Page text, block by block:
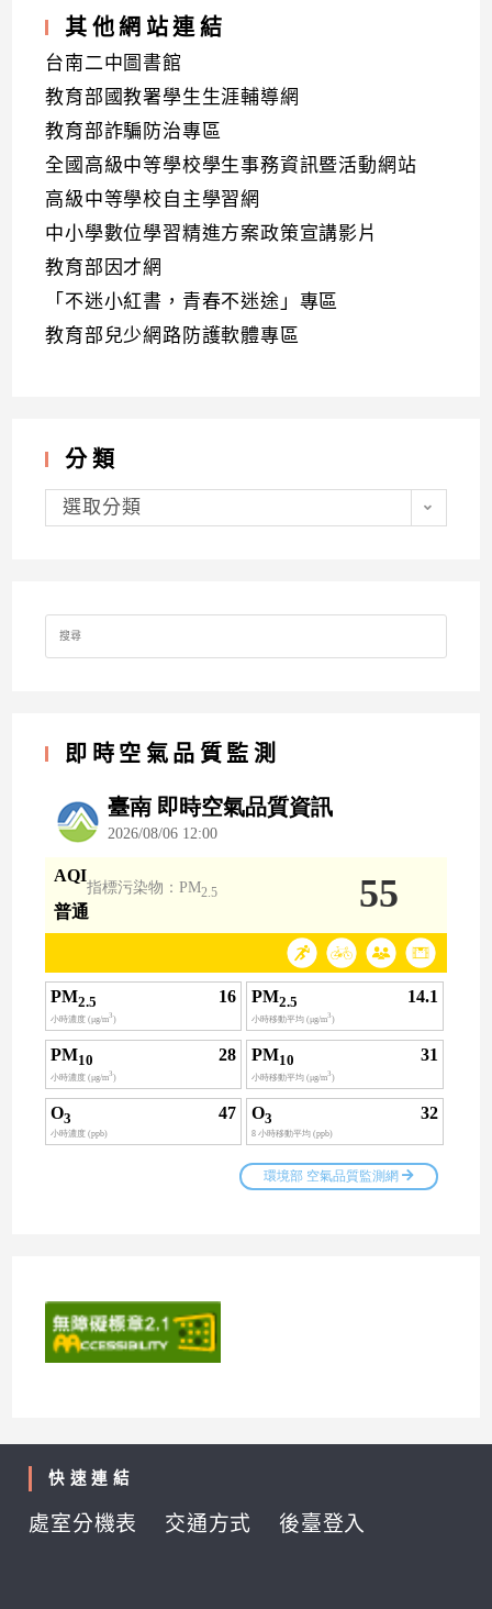
其他網站連結
台南二中圖書館
教育部國教署學生生涯輔導網
教育部詐騙防治專區
全國高級中等學校學生事務資訊暨活動網站
高級中等學校自主學習網
中小學數位學習精進方案政策宣講影片
教育部因才網
「不迷小紅書，青春不迷途」專區
教育部兒少網路防護軟體專區
分類
分
類選取分類
Search
for:
即時空氣品質監測
快速連結
處室分機表 交通方式 後臺登入